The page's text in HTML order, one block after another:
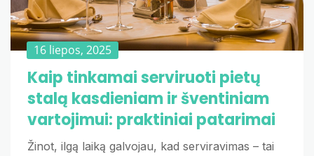
16 liepos, 2025
Kaip tinkamai serviruoti pietų
stalą kasdieniam ir šventiniam
vartojimui: praktiniai patarimai
Žinot, ilgą laiką galvojau, kad serviravimas – tai